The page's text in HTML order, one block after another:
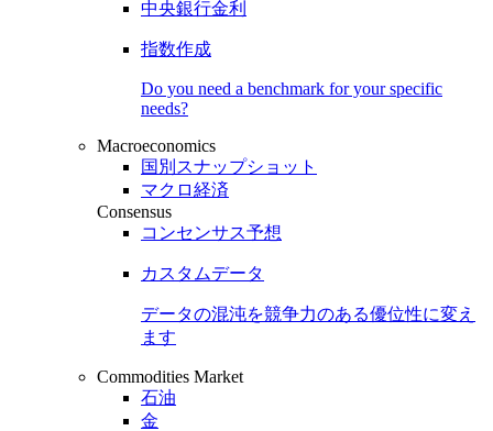
中央銀行金利
指数作成
Do you need a benchmark for your specific
needs?
Macroeconomics
国別スナップショット
マクロ経済
Consensus
コンセンサス予想
カスタムデータ
データの混沌を競争力のある優位性に変え
ます
Commodities Market
石油
金